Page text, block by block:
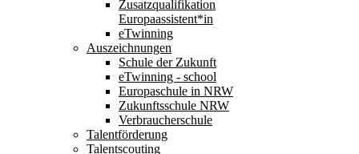
Zusatzqualifikation
Europaassistent*in
eTwinning
Auszeichnungen
Schule der Zukunft
eTwinning - school
Europaschule in NRW
Zukunftsschule NRW
Verbraucherschule
Talentförderung
Talentscouting